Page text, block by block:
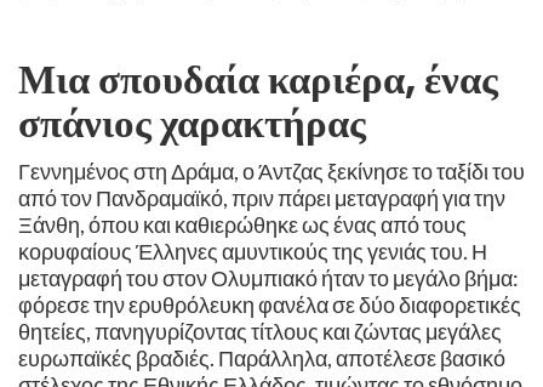
Μια σπουδαία καριέρα, ένας
σπάνιος χαρακτήρας
​Γεννημένος στη Δράμα, ο Άντζας ξεκίνησε το ταξίδι του
από τον Πανδραμαϊκό, πριν πάρει μεταγραφή για την
Ξάνθη, όπου και καθιερώθηκε ως ένας από τους
κορυφαίους Έλληνες αμυντικούς της γενιάς του. Η
μεταγραφή του στον Ολυμπιακό ήταν το μεγάλο βήμα:
φόρεσε την ερυθρόλευκη φανέλα σε δύο διαφορετικές
θητείες, πανηγυρίζοντας τίτλους και ζώντας μεγάλες
ευρωπαϊκές βραδιές. Παράλληλα, αποτέλεσε βασικό